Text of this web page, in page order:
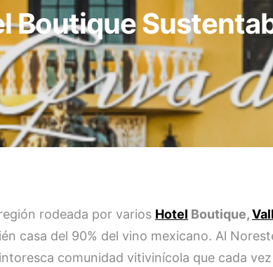
Boutique
rodeada por varios Hotel Boutique,
casa del 90% del vino mexicano. Al
comunidad vitivinícola que cada